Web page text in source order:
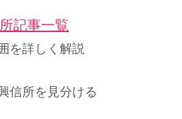
記事一覧
を詳しく解説
信所を見分ける